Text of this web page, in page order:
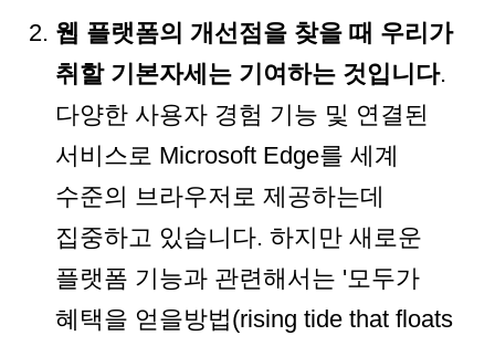
웹 플랫폼의 개선점을 찾을 때 우리가
취할 기본자세는 기여하는 것입니다.
다양한 사용자 경험 기능 및 연결된
서비스로 Microsoft Edge를 세계
수준의 브라우저로 제공하는데
집중하고 있습니다. 하지만 새로운
플랫폼 기능과 관련해서는 '모두가
혜택을 얻을방법(rising tide that floats